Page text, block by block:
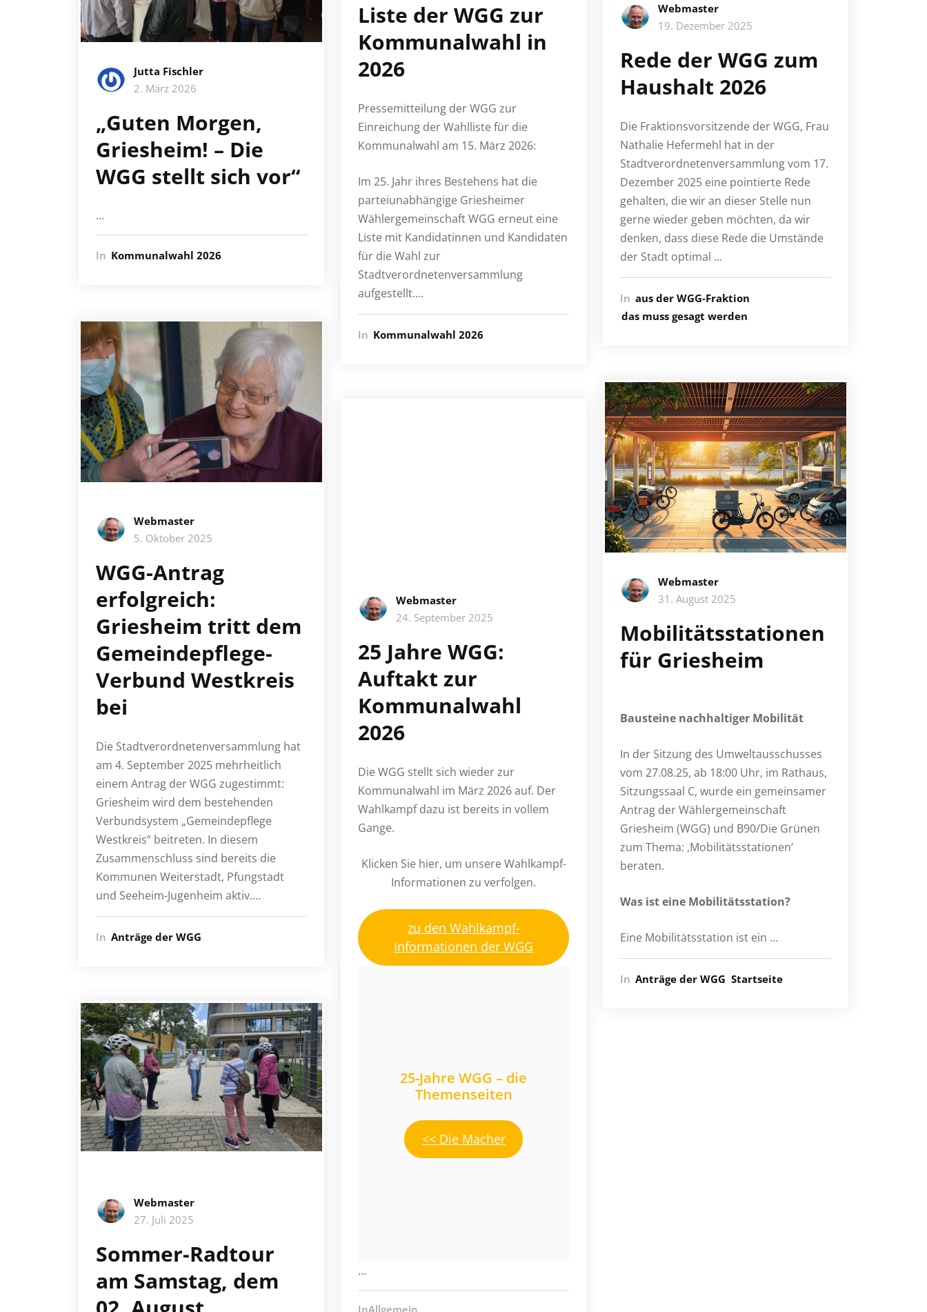
Jutta Fischler
2. März 2026
„Guten Morgen,
Griesheim! – Die
WGG stellt sich vor“
…
In Kommunalwahl 2026
Webmaster
5. Oktober 2025
WGG-Antrag
erfolgreich:
Griesheim tritt dem
Gemeindepflege-
Verbund Westkreis
bei
Die Stadtverordnetenversammlung hat
am 4. September 2025 mehrheitlich
einem Antrag der WGG zugestimmt:
Griesheim wird dem bestehenden
Verbundsystem „Gemeindepflege
Westkreis“ beitreten. In diesem
Zusammenschluss sind bereits die
Kommunen Weiterstadt, Pfungstadt
und Seeheim-Jugenheim aktiv.…
In Anträge der WGG
Webmaster
27. Juli 2025
Sommer-Radtour
am Samstag, dem
Liste der WGG zur
Kommunalwahl in
2026
Pressemitteilung der WGG zur
Einreichung der Wahlliste für die
Kommunalwahl am 15. März 2026:
Im 25. Jahr ihres Bestehens hat die
parteiunabhängige Griesheimer
Wählergemeinschaft WGG erneut eine
Liste mit Kandidatinnen und Kandidaten
für die Wahl zur
Stadtverordnetenversammlung
aufgestellt.…
In Kommunalwahl 2026
Webmaster
24. September 2025
25 Jahre WGG:
Auftakt zur
Kommunalwahl
2026
Die WGG stellt sich wieder zur
Kommunalwahl im März 2026 auf. Der
Wahlkampf dazu ist bereits in vollem
Gange.
Klicken Sie hier, um unsere Wahlkampf-
Informationen zu verfolgen.
zu den Wahlkampf-
Informationen der WGG
25-Jahre WGG – die
Themenseiten
<< Die Macher
…
InAllgemein
Webmaster
19. Dezember 2025
Rede der WGG zum
Haushalt 2026
Die Fraktionsvorsitzende der WGG, Frau
Nathalie Hefermehl hat in der
Stadtverordnetenversammlung vom 17.
Dezember 2025 eine pointierte Rede
gehalten, die wir an dieser Stelle nun
gerne wieder geben möchten, da wir
denken, dass diese Rede die Umstände
der Stadt optimal …
In aus der WGG-Fraktion
das muss gesagt werden
Webmaster
31. August 2025
Mobilitätsstationen
für Griesheim
Bausteine nachhaltiger Mobilität
In der Sitzung des Umweltausschusses
vom 27.08.25, ab 18:00 Uhr, im Rathaus,
Sitzungssaal C, wurde ein gemeinsamer
Antrag der Wählergemeinschaft
Griesheim (WGG) und B90/Die Grünen
zum Thema: ,Mobilitätsstationen‘
beraten.
Was ist eine Mobilitätsstation?
Eine Mobilitätsstation ist ein …
In Anträge der WGG Startseite